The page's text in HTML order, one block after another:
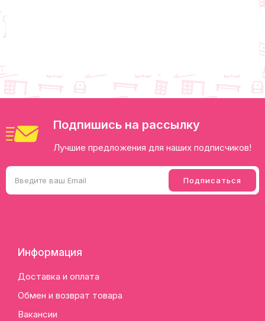
Подпишись на рассылку
Лучшие предложения для наших подписчиков!
Информация
Доставка и оплата
Обмен и возврат товара
Вакансии